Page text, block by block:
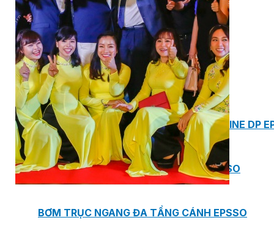
Bơm Epsso
HỆ THỐNG BƠM TĂNG ÁP EPSSO
BƠM TRỤC ĐỨNG ĐƠN TẦNG CÁNH INLINE DP
BƠM TRỤC ĐỨNG ĐA TẦNG CÁNH EPSSO
BƠM TRỤC NGANG ĐA TẦNG CÁNH EPSSO